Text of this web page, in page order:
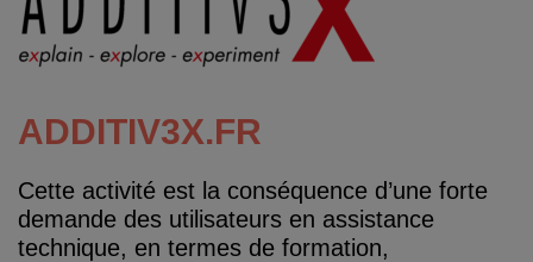
ADDITIV3X.FR
Cette activité est la conséquence d’une forte
demande des utilisateurs en assistance
technique, en termes de formation,